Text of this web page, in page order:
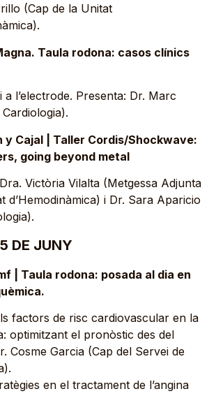
(Cap de la Unitat
Taula rodona: casos clínics
a l’electrode. Presenta: Dr. Marc
y Cajal | Taller Cordis/Shockwave:
going beyond metal
Victòria Vilalta (Metgessa Adjunta
d’Hemodinàmica) i Dr. Sara Aparicio
DE JUNY
| Taula rodona: posada al dia en
factors de risc cardiovascular en la
optimitzant el pronòstic des del
Cosme Garcia (Cap del Servei de
en el tractament de l’angina